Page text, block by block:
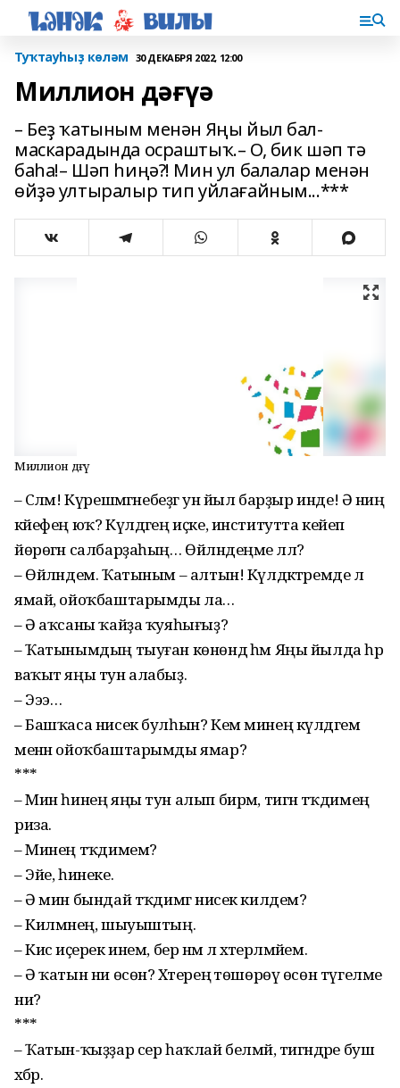
Туҡтауһыҙ көләм 30 ДЕКАБРЯ 2022, 12:00
Миллион дәғүә
– Беҙ ҡатыным менән Яңы йыл бал-
маскарадында осраштыҡ.– О, бик шәп тә
баһа!– Шәп һиңә?! Мин ул балалар менән
өйҙә ултыралыр тип уйлағайным...***
Миллион дәғүә
– Сәләм! Күрешмә­гәне­беҙгә ун йыл барҙыр инде! Ә ниңә
кәйефең юҡ? Күл­дәгең иҫке, институтта кейеп
йөрөгән салбарҙа­һың… Өйләндеңме әллә?
– Өйләндем. Ҡатыным – алтын! Күлдәктәремде лә
ямай, ойоҡбаштарымды ла…
– Ә аҡсаны ҡайҙа ҡуя­һығыҙ?
– Ҡатынымдың тыуған көнөндә һәм Яңы йылда һәр
ваҡыт яңы тун алабыҙ.
– Эээ…
– Башҡаса нисек бул­һын? Кем минең күлдәгем
менән ойоҡбаштарымды ямар?
***
– Мин һинең яңы тун алып бирәм, тигән тәҡди­ме­ңә
риза.
– Минең тәҡдимем?
– Эйе, һинеке.
– Ә мин бындай тәҡдимгә нисек килдем?
– Килмәнең, шыуыштың.
– Кисә иҫерек инем, бер нәмә лә хәтерләмәйем.
– Ә ҡатын ни өсөн? Хәте­реңә төшөрөү өсөн түгелме
ни?
***
– Ҡатын-ҡыҙҙар сер һаҡлай белмәй, тигәндәре буш
хәбәр.